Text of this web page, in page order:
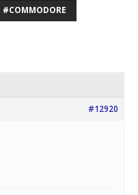
#COMMODORE
#12920